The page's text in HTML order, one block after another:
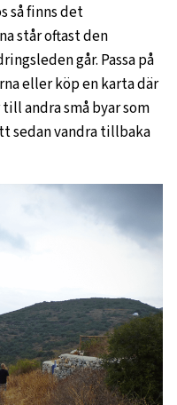
så finns det
står oftast den
går. Passa på
eller köp en karta där
andra små byar som
sedan vandra tillbaka